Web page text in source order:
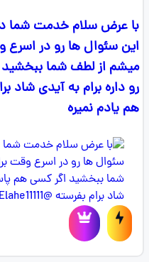
با عرض سلام خدمت شما
این سئوال ها رو در
میشم از لطف شما
هم یادم نمیره